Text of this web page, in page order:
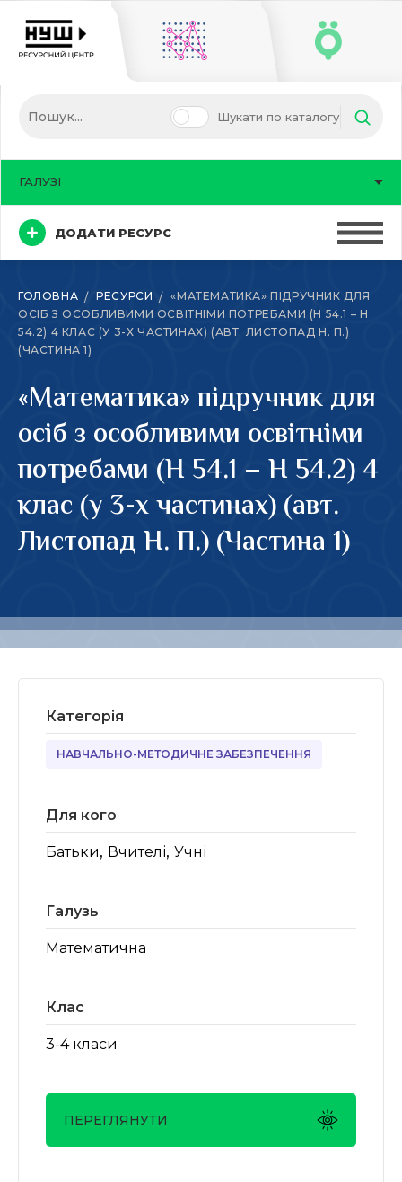
Шукати по каталогу
ДОДАТИ РЕСУРС
ГАЛУЗІ
ГОЛОВНА РЕСУРСИ
«МАТЕМАТИКА» ПІДРУЧНИК ДЛЯ
ОСІБ З ОСОБЛИВИМИ ОСВІТНІМИ ПОТРЕБАМИ (Н 54.1 – Н
54.2) 4 КЛАС (У 3-Х ЧАСТИНАХ) (АВТ. ЛИСТОПАД Н. П.)
(ЧАСТИНА 1)
«Математика» підручник для
осіб з особливими освітніми
потребами (Н 54.1 – Н 54.2) 4
клас (у 3-х частинах) (авт.
Листопад Н. П.) (Частина 1)
Категорія
НАВЧАЛЬНО-МЕТОДИЧНЕ ЗАБЕЗПЕЧЕННЯ
Для кого
Батьки, Вчителі, Учні
Галузь
Математична
Клас
3-4 класи
ПЕРЕГЛЯНУТИ